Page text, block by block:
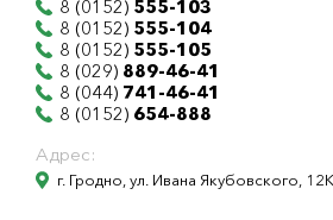
8 (0152) 555-103
8 (0152) 555-104
8 (0152) 555-105
8 (029) 889-46-41
8 (044) 741-46-41
8 (0152) 654-888
Адрес:
г. Гродно, ул. Ивана Якубовского, 12К